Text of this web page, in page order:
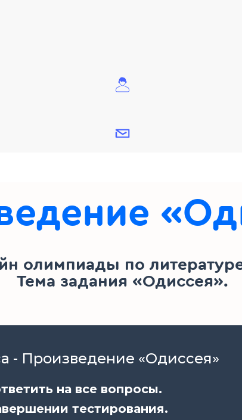
олимпиады по
Тема задания «Одиссея».
- Произведение «Одиссея»
на все вопросы.
тестирования.